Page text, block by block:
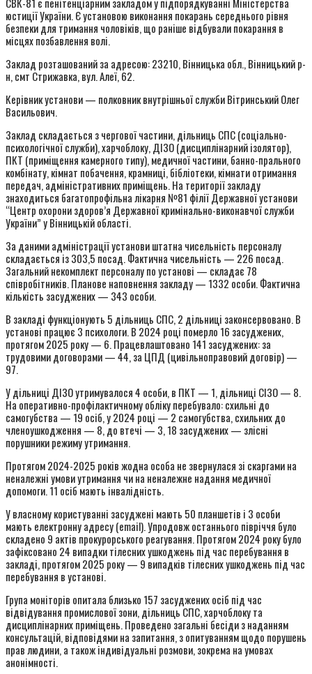
юстиції України. Є установою виконання покарань середнього рівня
безпеки для тримання чоловіків, що раніше відбували покарання в
місцях позбавлення волі.
Заклад розташований за адресою: 23210, Вінницька обл., Вінницький р-
н, смт Стрижавка, вул. Алеї, 62.
Керівник установи — полковник внутрішньої служби Вітринський Олег
Васильович.
Заклад складається з чергової частини, дільниць СПС (соціально-
психологічної служби), харчоблоку, ДІЗО (дисциплінарний ізолятор),
ПКТ (приміщення камерного типу), медичної частини, банно-прального
комбінату, кімнат побачення, крамниці, бібліотеки, кімнати отримання
передач, адміністративних приміщень. На території закладу
знаходиться багатопрофільна лікарня №81 філії Державної установи
“Центр охорони здоров’я Державної кримінально-виконавчої служби
України” у Вінницькій області.
За даними адміністрації установи штатна чисельність персоналу
складається із 303,5 посад. Фактична чисельність — 226 посад.
Загальний некомплект персоналу по установі — складає 78
співробітників. Планове наповнення закладу — 1332 особи. Фактична
кількість засуджених — 343 особи.
В закладі функціонують 5 дільниць СПС, 2 дільниці законсервовано. В
установі працює 3 психологи. В 2024 році померло 16 засуджених,
протягом 2025 року — 6. Працевлаштовано 141 засуджених: за
трудовими договорами — 44, за ЦПД (цивільноправовий договір) —
97.
У дільниці ДІЗО утримувалося 4 особи, в ПКТ — 1, дільниці СІЗО — 8.
На оперативно-профілактичному обліку перебувало: схильні до
самогубства — 19 осіб, у 2024 році — 2 самогубства, схильних до
членоушкодження — 8, до втечі — 3, 18 засуджених — злісні
порушники режиму утримання.
Протягом 2024-2025 років жодна особа не звернулася зі скаргами на
неналежні умови утримання чи на неналежне надання медичної
допомоги. 11 осіб мають інвалідність.
У власному користуванні засуджені мають 50 планшетів і 3 особи
мають електронну адресу (email). Упродовж останнього півріччя було
складено 9 актів прокурорського реагування. Протягом 2024 року було
зафіксовано 24 випадки тілесних ушкоджень під час перебування в
закладі, протягом 2025 року — 9 випадків тілесних ушкоджень під час
перебування в установі.
Група моніторів опитала близько 157 засуджених осіб під час
відвідування промислової зони, дільниць СПС, харчоблоку та
дисциплінарних приміщень. Проведено загальні бесіди з наданням
консультацій, відповідями на запитання, з опитуванням щодо порушень
прав людини, а також індивідуальні розмови, зокрема на умовах
анонімності.